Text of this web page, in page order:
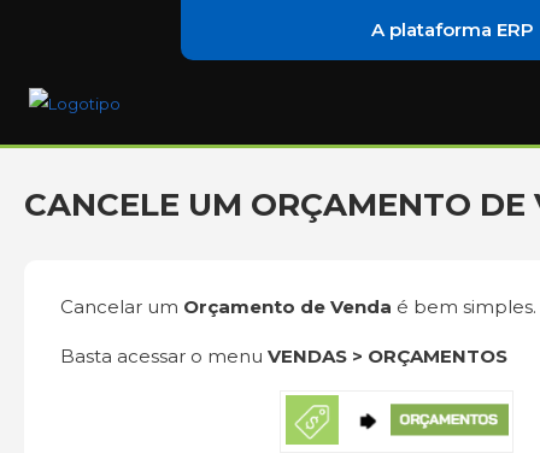
A plataforma
CANCELE UM ORÇAMENTO DE
Cancelar um Orçamento de Venda é bem simples.
Basta acessar o menu VENDAS > ORÇAMENTOS